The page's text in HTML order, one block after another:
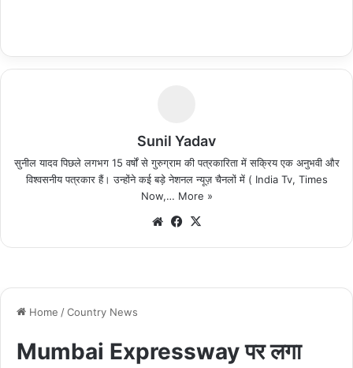
Sunil Yadav
सुनील यादव पिछले लगभग 15 वर्षों से गुरुग्राम की पत्रकारिता में सक्रिय एक अनुभवी और
विश्वसनीय पत्रकार हैं। उन्होंने कई बड़े नेशनल न्यूज़ चैनलों में ( India Tv, Times
Now,… More »
We Fa